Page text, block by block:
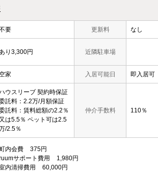
要 更新料 なし
り3,300円 近隣駐車場
空家 入居可能日 即入居可
ウスリーブ 契約時保証
託料：2.2万/月額保証
託料：賃料総額の2.2％
又は5.5％ ペット可は2.5
/2.5％
仲介手数料 110％
内会費
375円
サポート費用
1,980円
内清掃費用
60,000円